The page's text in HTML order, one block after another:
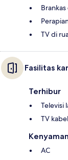
TV di
Fasilitas
Terhibur
Televisi
TV kabel
AC